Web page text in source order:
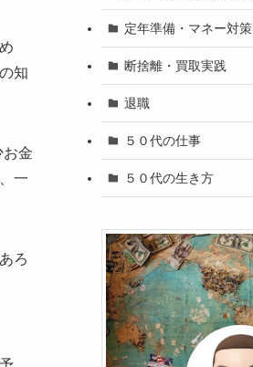
知
金
一
ろ
定年準備・マネー対策
断捨離・買取実践
退職
５０代の仕事
５０代の生き方